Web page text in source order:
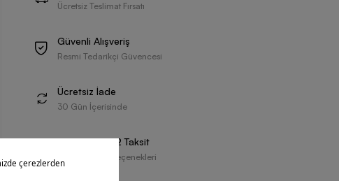
Ücretsiz Teslimat Fırsatı
Güvenli Alışveriş
Resmi Tedarikçi Güvencesi
Ücretsiz İade
30 Gün İçerisinde
Vade Farksız 2 Taksit
Farklı Ödeme Seçenekleri